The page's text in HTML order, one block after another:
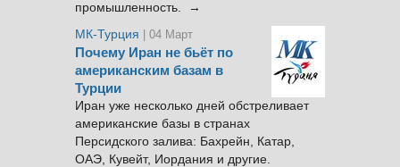
промышленность. →
МК-Турция
| 04 Март
Почему Иран не бьёт по
американским базам в
Турции
Иран уже несколько дней обстреливает
американские базы в странах
Персидского залива: Бахрейн, Катар,
ОАЭ, Кувейт, Иордания и другие.